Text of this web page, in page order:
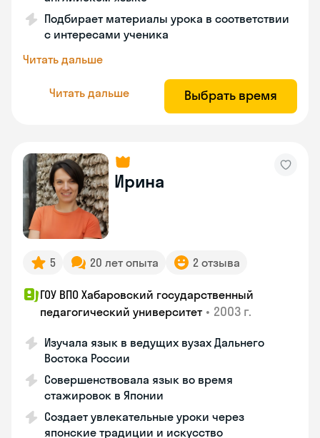
Подбирает материалы урока в соответствии
с интересами ученика
Читать дальше
Читать дальше Выбрать время
Ирина
5 20 лет опыта 2 отзыва
ГОУ ВПО Хабаровский государственный
педагогический университет • 2003 г.
Изучала язык в ведущих вузах Дальнего
Востока России
Совершенствовала язык во время
стажировок в Японии
Создает увлекательные уроки через
японские традиции и искусство